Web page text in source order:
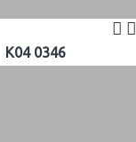
K04 0346